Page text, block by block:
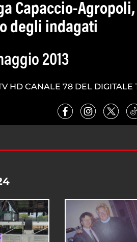
Capaccio-
degli indagati
2013
HD CANALE 78 DEL DIGITALE